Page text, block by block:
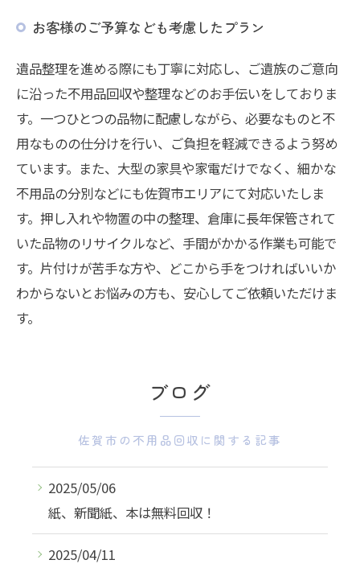
お客様のご予算なども考慮したプラン
遺品整理を進める際にも丁寧に対応し、ご遺族のご意向
に沿った不用品回収や整理などのお手伝いをしておりま
す。一つひとつの品物に配慮しながら、必要なものと不
用なものの仕分けを行い、ご負担を軽減できるよう努め
ています。また、大型の家具や家電だけでなく、細かな
不用品の分別などにも佐賀市エリアにて対応いたしま
す。押し入れや物置の中の整理、倉庫に長年保管されて
いた品物のリサイクルなど、手間がかかる作業も可能で
す。片付けが苦手な方や、どこから手をつければいいか
わからないとお悩みの方も、安心してご依頼いただけま
す。
ブログ
佐賀市の不用品回収に関する記事
2025/05/06
紙、新聞紙、本は無料回収！
2025/04/11